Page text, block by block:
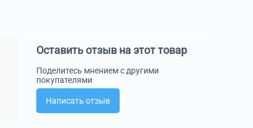
Оставить отзыв на этот товар
Поделитесь мнением с другими
покупателями
Написать отзыв